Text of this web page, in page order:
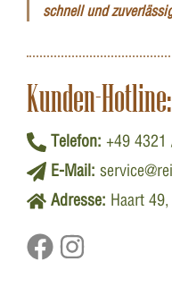
schnell und
Kunden-Hotline:
Telefon: +49 4321
E-Mail:
Adresse: Haart